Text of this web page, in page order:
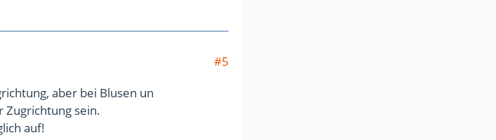
#5
aber bei Blusen un
Zugrichtung sein.
auf!